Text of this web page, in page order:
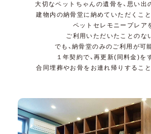
大切なペットちゃんの遺骨を、思い出
建物内の納骨堂に納めていただくこと
ペットセレモニープレア
ご利用いただいたことのな
でも、納骨堂のみのご利用が可
１年契約で、再更新(同料金)を
合同埋葬やお骨をお連れ帰りすること